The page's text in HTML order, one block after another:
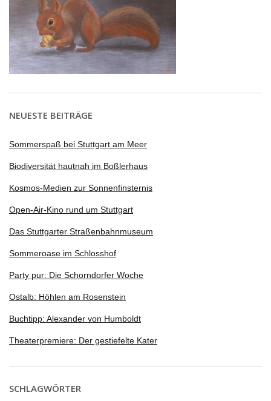
NEUESTE BEITRÄGE
Sommerspaß bei Stuttgart am Meer
Biodiversität hautnah im Boßlerhaus
Kosmos-Medien zur Sonnenfinsternis
Open-Air-Kino rund um Stuttgart
Das Stuttgarter Straßenbahnmuseum
Sommeroase im Schlosshof
Party pur: Die Schorndorfer Woche
Ostalb: Höhlen am Rosenstein
Buchtipp: Alexander von Humboldt
Theaterpremiere: Der gestiefelte Kater
SCHLAGWÖRTER